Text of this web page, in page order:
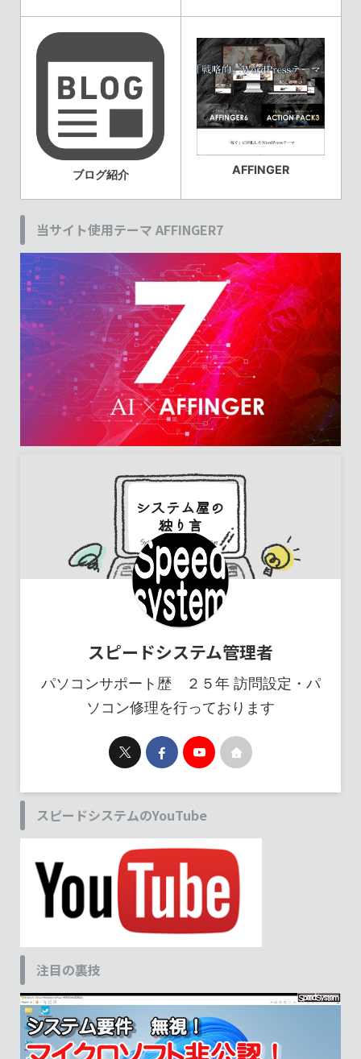
ブログ紹介 AFFINGER
当サイト使用テーマ AFFINGER7
スピードシステム管理者
パソコンサポート歴 ２５年 訪問設定・パ
ソコン修理を行っております
スピードシステムのYouTube
注目の裏技